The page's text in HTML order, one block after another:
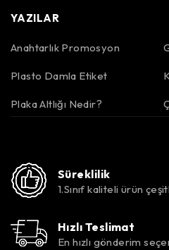
YAZILAR
Anahtarlık Promosyon
Plasto Damla Etiket
Plaka Altlığı Nedir?
Süreklilik
1.Sınıf kaliteli ürün
Hızlı Teslimat
En hızlı gönderim